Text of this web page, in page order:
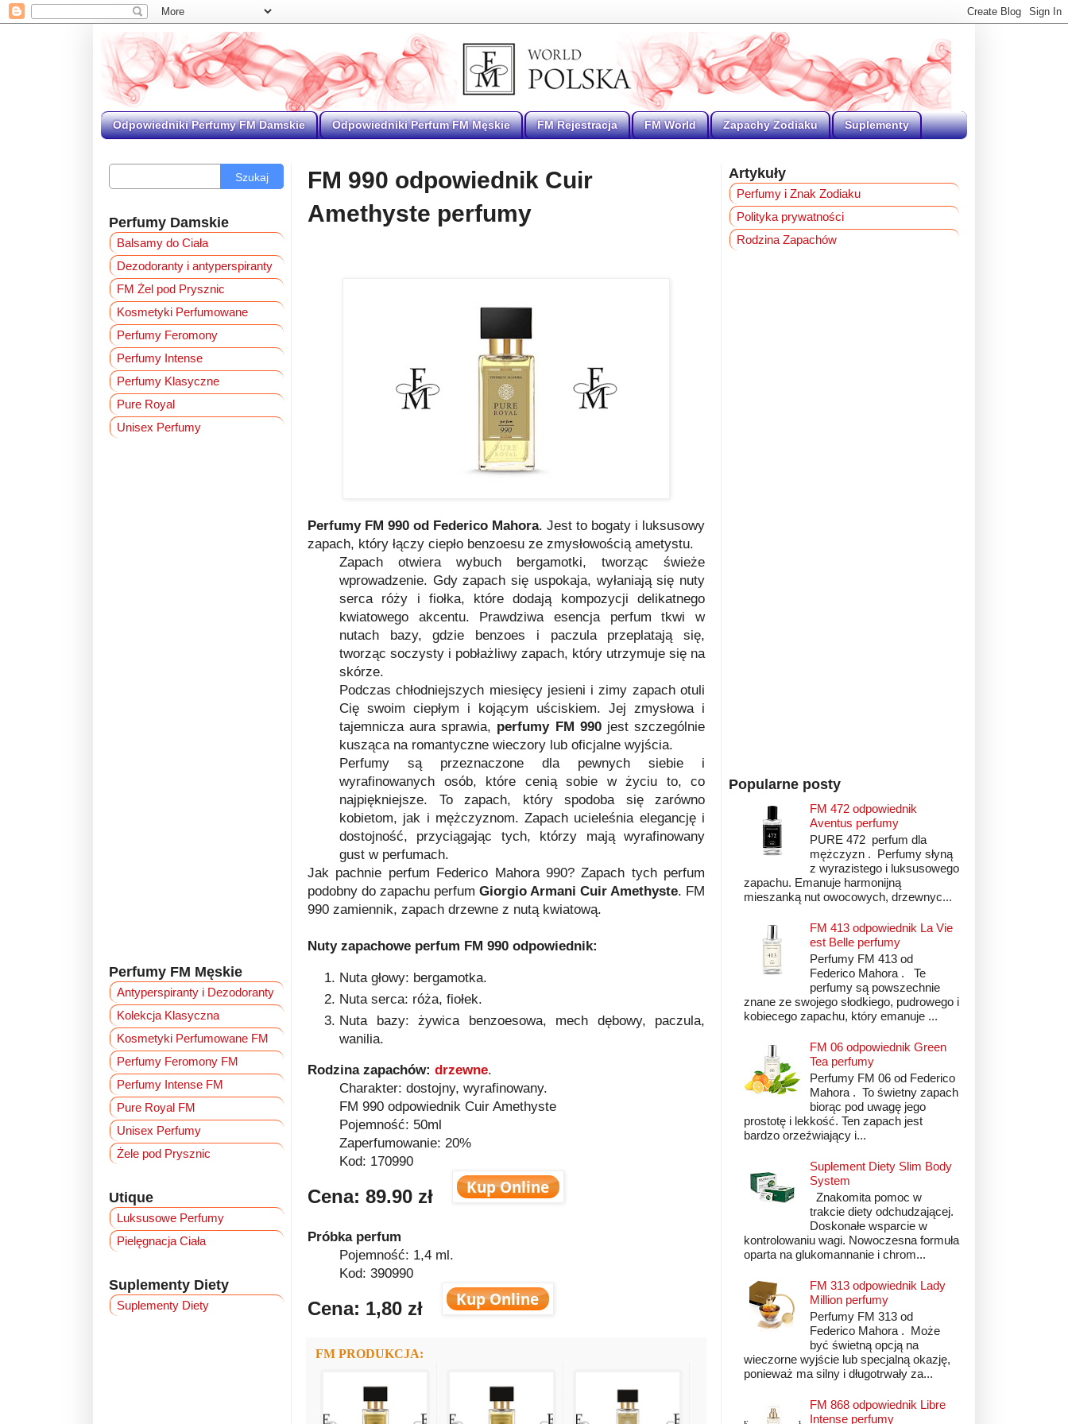
Odpowiedniki Perfumy FM Damskie Odpowiedniki Perfum FM Męskie FM Rejestracja FM World Zapachy Zodiaku Suplementy
FM 990 odpowiednik Cuir
Amethyste perfumy
Perfumy FM 990 od Federico Mahora. Jest to bogaty i luksusowy
zapach, który łączy ciepło benzoesu ze zmysłowością ametystu.
Zapach otwiera wybuch bergamotki, tworząc świeże
wprowadzenie. Gdy zapach się uspokaja, wyłaniają się nuty
serca róży i fiołka, które dodają kompozycji delikatnego
kwiatowego akcentu. Prawdziwa esencja perfum tkwi w
nutach bazy, gdzie benzoes i paczula przeplatają się,
tworząc soczysty i pobłażliwy zapach, który utrzymuje się na
skórze.
Podczas chłodniejszych miesięcy jesieni i zimy zapach otuli
Cię swoim ciepłym i kojącym uściskiem. Jej zmysłowa i
tajemnicza aura sprawia, perfumy FM 990jest szczególnie
kusząca na romantyczne wieczory lub oficjalne wyjścia.
Perfumy są przeznaczone dla pewnych siebie i
wyrafinowanych osób, które cenią sobie w życiu to, co
najpiękniejsze. To zapach, który spodoba się zarówno
kobietom, jak i mężczyznom. Zapach ucieleśnia elegancję i
dostojność, przyciągając tych, którzy mają wyrafinowany
gust w perfumach.
Jak pachnie perfum Federico Mahora 990? Zapach tych perfum
podobny do zapachu perfum Giorgio Armani Cuir Amethyste. FM
990 zamiennik, zapach drzewne z nutą kwiatową.
Nuty zapachowe perfum FM 990 odpowiednik:
Nuta głowy: bergamotka.
Nuta serca: róża, fiołek.
Nuta bazy: żywica benzoesowa, mech dębowy, paczula,
wanilia.
Rodzina zapachów: drzewne.
Charakter: dostojny, wyrafinowany.
FM 990 odpowiednik Cuir Amethyste
Pojemność: 50ml
Zaperfumowanie: 20%
Kod: 170990
Cena: 89.90 zł
Próbka perfum
Pojemność: 1,4 ml.
Kod: 390990
Cena: 1,80 zł
FM PRODUKCJA:
Szukaj
Perfumy Damskie
Balsamy do Ciała
Dezodoranty i antyperspiranty
FM Żel pod Prysznic
Kosmetyki Perfumowane
Perfumy Feromony
Perfumy Intense
Perfumy Klasyczne
Pure Royal
Unisex Perfumy
Perfumy FM Męskie
Antyperspiranty i Dezodoranty
Kolekcja Klasyczna
Kosmetyki Perfumowane FM
Perfumy Feromony FM
Perfumy Intense FM
Pure Royal FM
Unisex Perfumy
Żele pod Prysznic
Utique
Luksusowe Perfumy
Pielęgnacja Ciała
Suplementy Diety
Suplementy Diety
Artykuły
Perfumy i Znak Zodiaku
Polityka prywatności
Rodzina Zapachów
Popularne posty
FM 472 odpowiednik
Aventus perfumy
PURE 472 perfum dla
mężczyzn . Perfumy słyną
z wyrazistego i luksusowego
zapachu. Emanuje harmonijną
mieszanką nut owocowych, drzewnyc...
FM 413 odpowiednik La Vie
est Belle perfumy
Perfumy FM 413 od
Federico Mahora . Te
perfumy są powszechnie
znane ze swojego słodkiego, pudrowego i
kobiecego zapachu, który emanuje ...
FM 06 odpowiednik Green
Tea perfumy
Perfumy FM 06 od Federico
Mahora . To świetny zapach
biorąc pod uwagę jego
prostotę i lekkość. Ten zapach jest
bardzo orzeźwiający i...
Suplement Diety Slim Body
System
Znakomita pomoc w
trakcie diety odchudzającej.
Doskonałe wsparcie w
kontrolowaniu wagi. Nowoczesna formuła
oparta na glukomannanie i chrom...
FM 313 odpowiednik Lady
Million perfumy
Perfumy FM 313 od
Federico Mahora . Może
być świetną opcją na
wieczorne wyjście lub specjalną okazję,
ponieważ ma silny i długotrwały za...
FM 868 odpowiednik Libre
Intense perfumy